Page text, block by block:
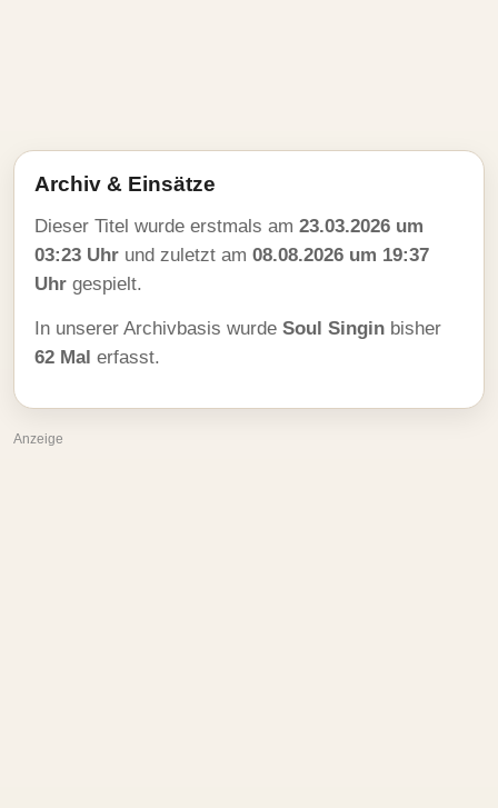
Archiv & Einsätze
Dieser Titel wurde erstmals am 23.03.2026 um
03:23 Uhr und zuletzt am 08.08.2026 um 19:37
Uhr gespielt.
In unserer Archivbasis wurde Soul Singin bisher
62 Mal erfasst.
Anzeige